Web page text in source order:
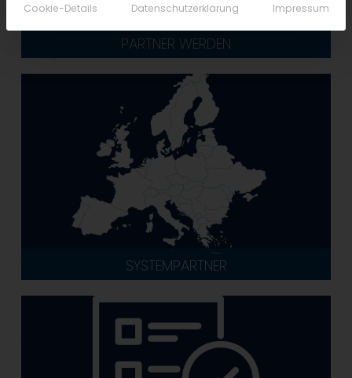
PARTNER WERDEN
SYSTEMPARTNER
Cookie-Details Datenschutzerklärung Impressum